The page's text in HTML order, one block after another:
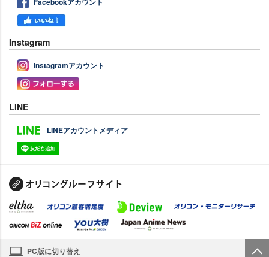
Instagram
Instagramアカウント
LINE
LINEアカウントメディア
PC版に切り替え